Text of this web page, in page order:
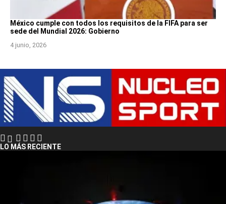
México cumple con todos los requisitos de la FIFA para ser
sede del Mundial 2026: Gobierno
4 junio, 2026
LO MÁS RECIENTE